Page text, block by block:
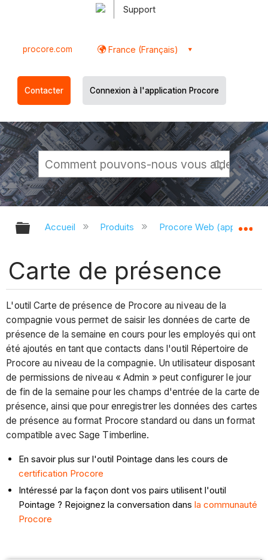
Support
procore.com France (Français)
Contacter Connexion à l'application Procore
Développer/réduire la hiérarchie
Accueil Produits Procore Web
Carte de présence
L'outil Carte de présence de Procore au niveau de la
compagnie vous permet de saisir les données de carte de
présence de la semaine en cours pour les employés qui ont
été ajoutés en tant que contacts dans l'outil Répertoire de
Procore au niveau de la compagnie. Un utilisateur disposant
de permissions de niveau « Admin » peut configurer le jour
de fin de la semaine pour les champs d'entrée de la carte de
présence, ainsi que pour enregistrer les données des cartes
de présence au format Procore standard ou dans un format
compatible avec Sage Timberline.
En savoir plus sur l'outil Pointage dans les cours de
certification Procore
Intéressé par la façon dont vos pairs utilisent l'outil
Pointage ? Rejoignez la conversation dansla communauté
Procore